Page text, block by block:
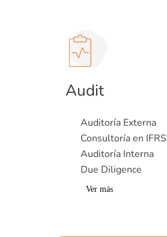
Audit
Auditoría Externa
Consultoría en IFRS
Auditoría Interna
Due Diligence
Ver más